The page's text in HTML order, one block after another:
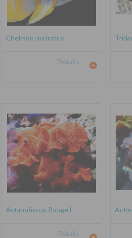
Chelmon rostratus
Détails
Actinodiscus Rouge L
Détails